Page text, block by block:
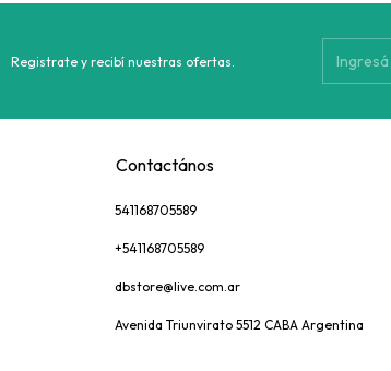
Registrate y recibí nuestras ofertas.
Contactános
541168705589
+541168705589
dbstore@live.com.ar
Avenida Triunvirato 5512 CABA Argentina